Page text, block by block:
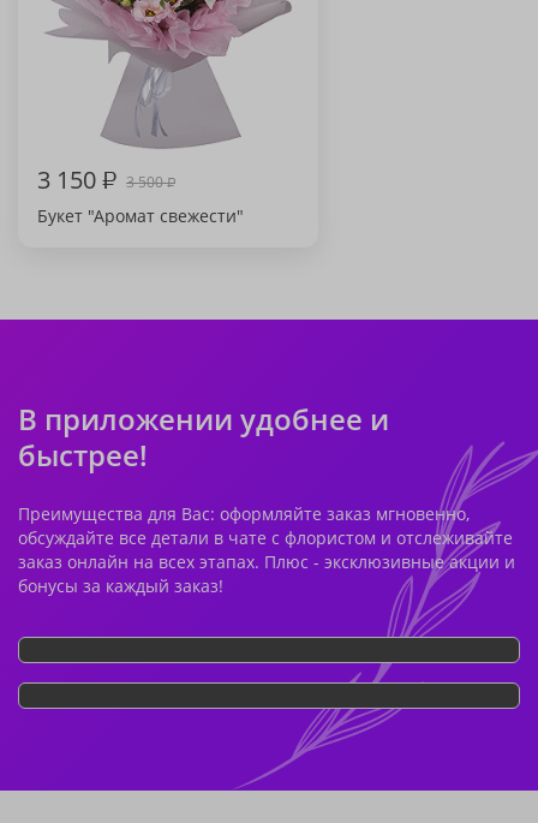
3 150₽ 3 500₽
Букет "Аромат свежести"
В приложении удобнее и
быстрее!
Преимущества для Вас: оформляйте заказ мгновенно,
обсуждайте все детали в чате с флористом и отслеживайте
заказ онлайн на всех этапах. Плюс - эксклюзивные акции и
бонусы за каждый заказ!